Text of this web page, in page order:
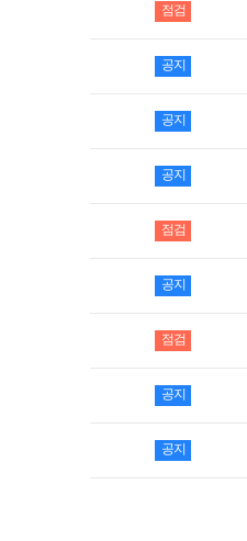
점검
공지
공지
공지
점검
공지
점검
공지
공지